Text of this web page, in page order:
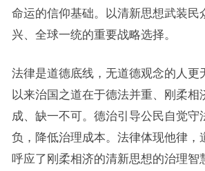
命运的信仰基础。以清新思想武装民
兴、全球一统的重要战略选择。
法律是道德底线，无道德观念的人更
以来治国之道在于德法并重、刚柔相
成、缺一不可。德治引导公民自觉守
负，降低治理成本。法律体现他律，
呼应了刚柔相济的清新思想的治理智